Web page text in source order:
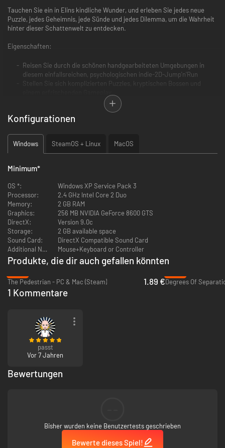
Tauchen Sie ein in Elins kindliche Wunder, und erleben Sie jedes neue
Puzzle, jedes Geheimnis, jede Sünde und jedes Dilemma, um die Wahrheit
hinter dieser Schattenwelt zu entdecken.
Eigenschaften:
Reisen Sie durch die schönen handgearbeiteten Umgebungen in
diesem einfallsreichen, psychologischen indie-2D-Jump'n'Run
Stellen Sie sich komplizierten Puzzles, kryptischen Bossen und
Stellen Sie sich den sieben Todsünden, Geheimnissen, Dilemmata
und atmosphärischen Perspektiven
Entdecken Sie diese reiche und geheimnisvolle Welt der Silhouetten
Begeben Sie sich auf eine tief bewegende persönliche Reise der
Hoffnung…
Konfigurationen
Windows SteamOS + Linux MacOS
Minimum*
OS *:
Windows XP Service Pack 3
Processor:
2.4 GHz Intel Core 2 Duo
Memory:
2 GB RAM
Graphics:
256 MB NVIDIA GeForce 8600 GTS
DirectX:
Version 9.0c
Storage:
2 GB available space
Sound Card:
DirectX Compatible Sound Card
Additional Notes:
Mouse+Keyboard or Controller
Produkte, die dir auch gefallen könnten
The Pedestrian - PC & Mac (Steam)
1.89 €Degrees Of
1 Kommentare
passt
Vor 7 Jahren
Bewertungen
Bisher wurden keine Benutzertests geschrieben
Bewerte dieses Spiel!